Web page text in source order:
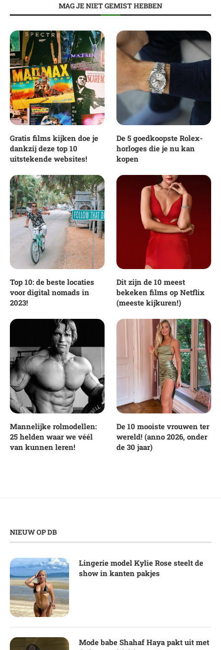
MAG JE NIET GEMIST HEBBEN
Gratis films kijken doe je
dankzij deze top 10
uitstekende websites!
De 5 goedkoopste Rolex-
horloges die je nu kan
kopen
Top 10: de beste locaties
voor digital nomads in
2023!
Dit zijn de 10 meest
bekeken films op Netflix
(meeste kijkuren!)
Mannelijke rolmodellen:
25 helden waar we véél
van kunnen leren!
De 10 mooiste vrouwen ter
wereld! (anno 2026, onder
de 30 jaar)
NIEUW OP DB
Lingerie model Kylie Rose steelt de
show in kanten pakjes
Mode babe Shahaf Haya pakt uit met